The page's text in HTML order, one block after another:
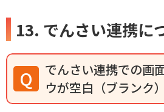
13. でんさい連携に
でんさい連携での画
ウが空白（ブランク